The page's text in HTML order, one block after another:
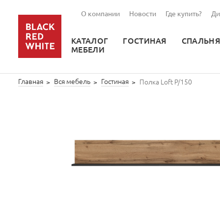
О компании Новости Где купить?
КАТАЛОГ
МЕБЕЛИ
ГОСТИНАЯ СПАЛЬНЯ
Главная Вся мебель Гостиная Полка Loft P/150